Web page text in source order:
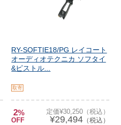
RY-SOFTIE18/PG レイコート
オーディオテクニカ ソフタイ
&ピストル...
取寄
2%
OFF
定価¥30,250（税込）
¥29,494（税込）